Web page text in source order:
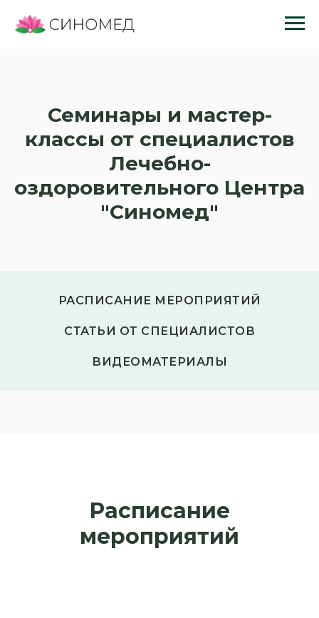
Семинары и мастер-
классы от специалистов
Лечебно-
оздоровительного Центра
"Синомед"
РАСПИСАНИЕ МЕРОПРИЯТИЙ
СТАТЬИ ОТ СПЕЦИАЛИСТОВ
ВИДЕОМАТЕРИАЛЫ
Расписание
мероприятий